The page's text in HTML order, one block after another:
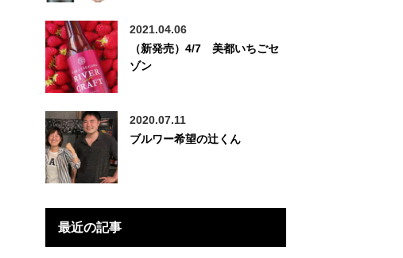
2021.04.06
（新発売）4/7 美都いちごセ
ゾン
2020.07.11
ブルワー希望の辻くん
最近の記事